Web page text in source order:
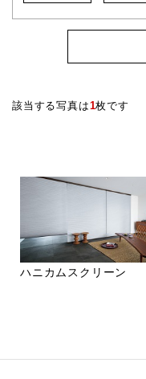
該当する写真は1枚です
ハニカムスクリーン